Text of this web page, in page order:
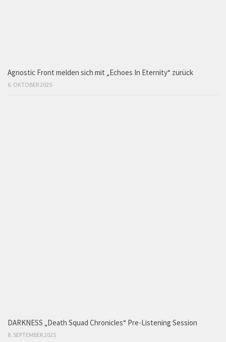
Agnostic Front melden sich mit „Echoes In Eternity“ zurück
6. OKTOBER 2025
DARKNESS „Death Squad Chronicles“ Pre-Listening Session
8. SEPTEMBER 2025